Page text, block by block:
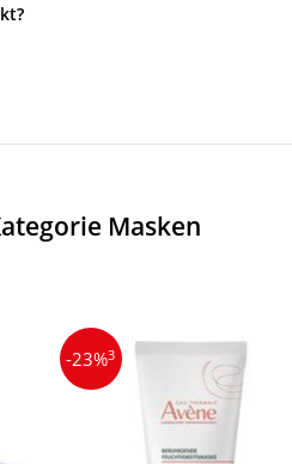
Masken
-23%3